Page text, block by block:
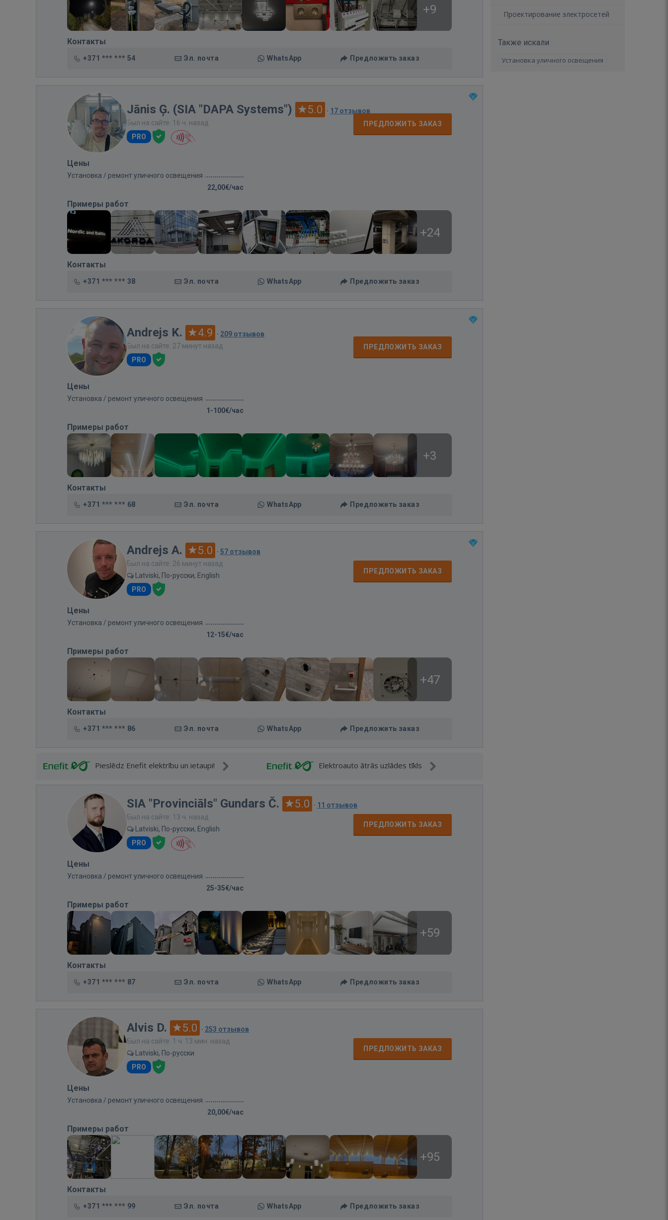
+9
Контакты
+371 *** *** 54 Эл. почта WhatsApp Предложить заказ
Jānis Ģ. (SIA "DAPA Systems") 5.0 · 17 отзывов
Был на сайте: 16 ч. назад
PRO
ПРЕДЛОЖИТЬ ЗАКАЗ
Цены
Установка / ремонт уличного освещения
22,00€/час
Примеры работ
+24
Контакты
+371 *** *** 38 Эл. почта WhatsApp Предложить заказ
Andrejs K. 4.9 · 209 отзывов
Был на сайте: 27 минут назад
PRO
ПРЕДЛОЖИТЬ ЗАКАЗ
Цены
Установка / ремонт уличного освещения
1-100€/час
Примеры работ
+3
Контакты
+371 *** *** 68 Эл. почта WhatsApp Предложить заказ
Andrejs A. 5.0 · 57 отзывов
Был на сайте: 26 минут назад
Latviski, По-русски, English
PRO
ПРЕДЛОЖИТЬ ЗАКАЗ
Цены
Установка / ремонт уличного освещения
12-15€/час
Примеры работ
+47
Контакты
+371 *** *** 86 Эл. почта WhatsApp Предложить заказ
Pieslēdz Enefit elektrību un ietaupi! Elektroauto ātrās uzlādes tīkls
SIA "Provinciāls" Gundars Č. 5.0 · 11 отзывов
Был на сайте: 13 ч. назад
Latviski, По-русски, English
PRO
ПРЕДЛОЖИТЬ ЗАКАЗ
Цены
Установка / ремонт уличного освещения
25-35€/час
Примеры работ
+59
Контакты
+371 *** *** 87 Эл. почта WhatsApp Предложить заказ
Alvis D. 5.0 · 253 отзывов
Был на сайте: 1 ч. 13 мин. назад
Latviski, По-русски
PRO
ПРЕДЛОЖИТЬ ЗАКАЗ
Цены
Установка / ремонт уличного освещения
20,00€/час
Примеры работ
+95
Контакты
+371 *** *** 99 Эл. почта WhatsApp Предложить заказ
Проектирование электросетей
Также искали
Установка уличного освещения